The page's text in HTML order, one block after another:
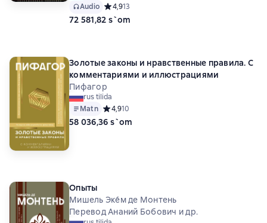
Audio Средний рейтинг 4,9 на основе 13 оценок
4,913
72 581,82 s`om
Золотые законы и нравственные правила. С
комментариями и иллюстрациями
Пифагор
rus tilida
Matn Средний рейтинг 4,9 на основе 10 оценок
4,910
58 036,36 s`om
Опыты
Мишель Эке́м де Монтень
Перевод Ананий Бобович и др.